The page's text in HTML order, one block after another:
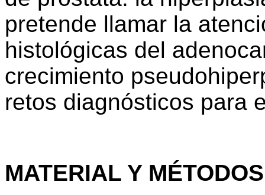
pretende llamar la
histológicas del
crecimiento
retos diagnósticos para
MATERIAL Y MÉTODOS